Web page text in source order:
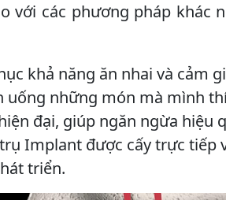
với các phương pháp khác
khả năng ăn nhai và cảm
uống những món mà mình
đại, giúp ngăn ngừa hiệu
Implant được cấy trực tiếp
triển.